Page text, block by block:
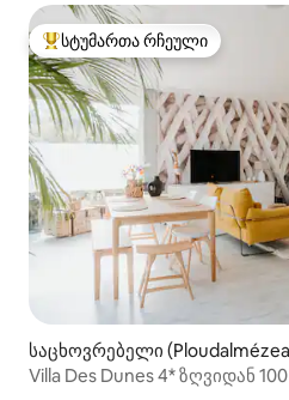
სტუმართა რჩეული მოწინავე
სტუმართა რჩეული
საცხოვრებელი
Villa Des Dunes 4* ზღვიდან